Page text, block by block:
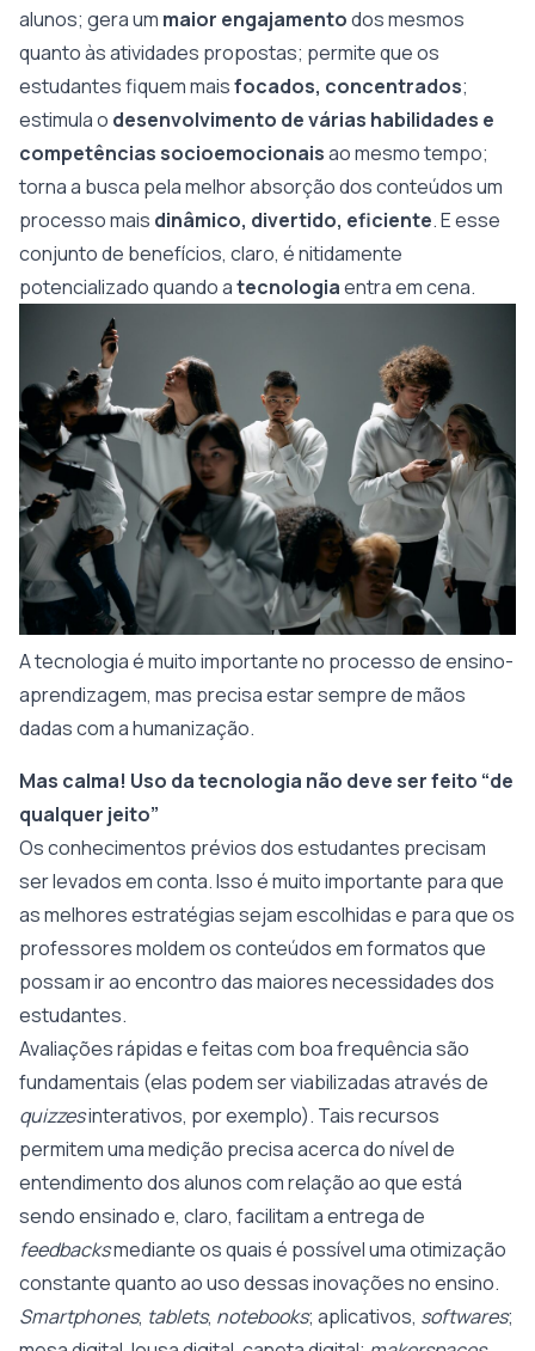
alunos; gera um maior engajamentodos mesmos
quanto às atividades propostas; permite que os
estudantes fiquem maisfocados, concentrados;
estimula o desenvolvimento de várias habilidades e
competências socioemocionaisao mesmo tempo;
torna a busca pela melhor absorção dos conteúdos um
processo mais dinâmico, divertido, eficiente. E esse
conjunto de benefícios, claro, é nitidamente
potencializado quando atecnologiaentra em cena.
A tecnologia é muito importante no processo de ensino-
aprendizagem, mas precisa estar sempre de mãos
dadas com a humanização.
Mas calma! Uso da tecnologia não deve ser feito “de
qualquer jeito”
Os conhecimentos prévios dos estudantes precisam
ser levados em conta. Isso é muito importante para que
as melhores estratégias sejam escolhidas e para que os
professores moldem os conteúdos em formatos que
possam ir ao encontro das maiores necessidades dos
estudantes.
Avaliações rápidas e feitas com boa frequência são
fundamentais (elas podem ser viabilizadas através de
quizzesinterativos, por exemplo). Tais recursos
permitem uma medição precisa acerca do nível de
entendimento dos alunos com relação ao que está
sendo ensinado e, claro, facilitam a entrega de
feedbacksmediante os quais é possível uma otimização
constante quanto ao uso dessas inovações no ensino.
Smartphones, tablets, notebooks; aplicativos, softwares;